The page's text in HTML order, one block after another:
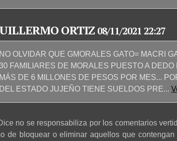
ORTIZ 08/11/2021 22:27
NO OLVIDAR QUE GMORALES GATO= MACRI
FAMILIARES DE MORALES PUESTO A
MÁS DE 6 MILLONES DE PESOS POR MES...
DEL ESTADO JUJEÑO TIENE SUELDOS PRE...
no se responsabiliza por los comentarios
de bloquear o eliminar aquellos que